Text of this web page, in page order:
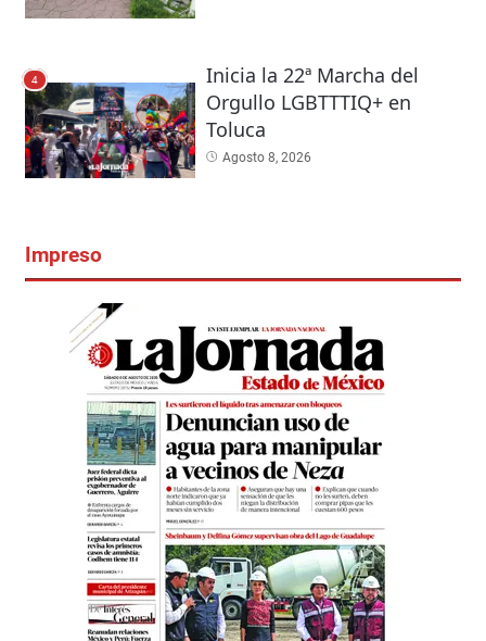
4
Inicia la 22ª Marcha del
Orgullo LGBTTTIQ+ en
Toluca
Agosto 8, 2026
Impreso